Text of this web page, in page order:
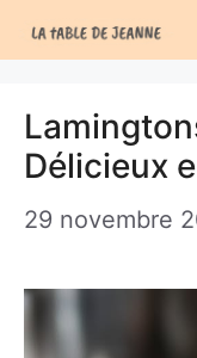
au
Délicieux
29 novembre